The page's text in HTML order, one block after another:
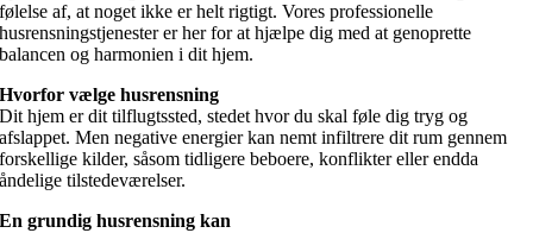
følelse af, at noget ikke er helt rigtigt. Vores professionelle
husrensningstjenester er her for at hjælpe dig med at genoprette
balancen og harmonien i dit hjem.
Hvorfor vælge husrensning
Dit hjem er dit tilflugtssted, stedet hvor du skal føle dig tryg og
afslappet. Men negative energier kan nemt infiltrere dit rum gennem
forskellige kilder, såsom tidligere beboere, konflikter eller endda
åndelige tilstedeværelser.
En grundig husrensning kan